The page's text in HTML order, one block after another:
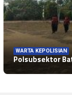
WARTA KEPOLISIAN
Polsubsektor